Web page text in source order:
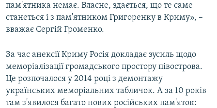
пам'ятника немає. Власне, здається, що те саме
станеться і з пам'ятником Григоренку в Криму», –
вважає Сергій Громенко.
За час анексії Криму Росія докладає зусиль щодо
меморіалізації громадського простору півострова.
Це розпочалося у 2014 році з демонтажу
українських меморіальних табличок. А за 10 років
там з'явилося багато нових російських пам'яток: